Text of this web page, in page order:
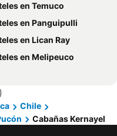
en Temuco
en Panguipulli
en Lican Ray
en Melipeuco
Chile
Cabañas Kernayel